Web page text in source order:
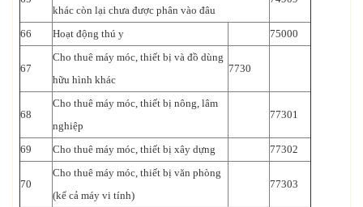
khác còn lại chưa được phân vào đâu
66 Hoạt động thú y 75000
67
Cho thuê máy móc, thiết bị và đồ dùng
hữu hình khác
7730
68
Cho thuê máy móc, thiết bị nông, lâm
nghiệp
77301
69 Cho thuê máy móc, thiết bị xây dựng 77302
70
Cho thuê máy móc, thiết bị văn phòng
(kể cả máy vi tính)
77303